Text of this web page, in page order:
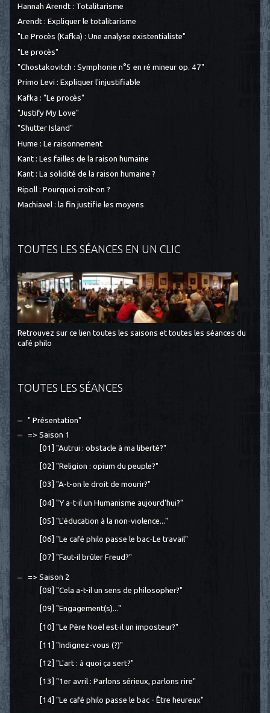
Hannah Arendt : Totalitarisme
Arendt : Expliquer le totalitarisme
"Le Procès (Kafka) : Une analyse existentialiste"
"Le procès"
"Chostakovitch : Symphonie n°5 en ré mineur op. 47"
Primo Levi : Expliquer l'injustifiable
Kafka : "Le procès"
"Justify My Love"
"Shutter Island"
Hume : Le raisonnement
Kant : Les failles de la raison humaine
Kant : La solidité de la raison humaine ?
Ripoll : Pourquoi croit-on ?
Machiavel : la fin justifie les moyens
TOUTES LES SÉANCES EN UN CLIC
Retrouvez sur ce lien toutes les saisons et toutes les séances du
café philo
TOUTES LES SÉANCES
" Présentation"
=> Saison 1
[01] "Autrui : obstacle à ma liberté?"
[02] "Religion : opium du peuple?"
[03] "A-t-on le droit de mourir?"
[04] "Y a-t-il un Humanisme aujourd'hui?"
[05] "L'éducation à la non-violence..."
[06] "Le café philo passe le bac-Le travail"
[07] "Faut-il brûler Freud?"
=> Saison 2
[08] "Cela a-t-il un sens de philosopher?"
[09] "Engagement(s)..."
[10] "Le Père Noël est-il un imposteur?"
[11] "Indignez-vous (?)"
[12] "L'art : à quoi ça sert?"
[13] "1er avril : Parlons sérieux, parlons rire"
[14] "Le café philo passe le bac - Être heureux"